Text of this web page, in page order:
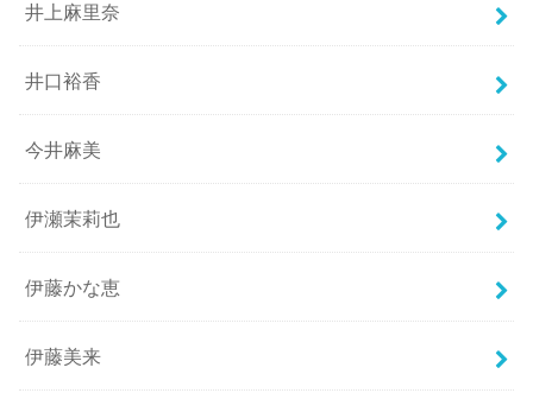
井上麻里奈
井口裕香
今井麻美
伊瀬茉莉也
伊藤かな恵
伊藤美来